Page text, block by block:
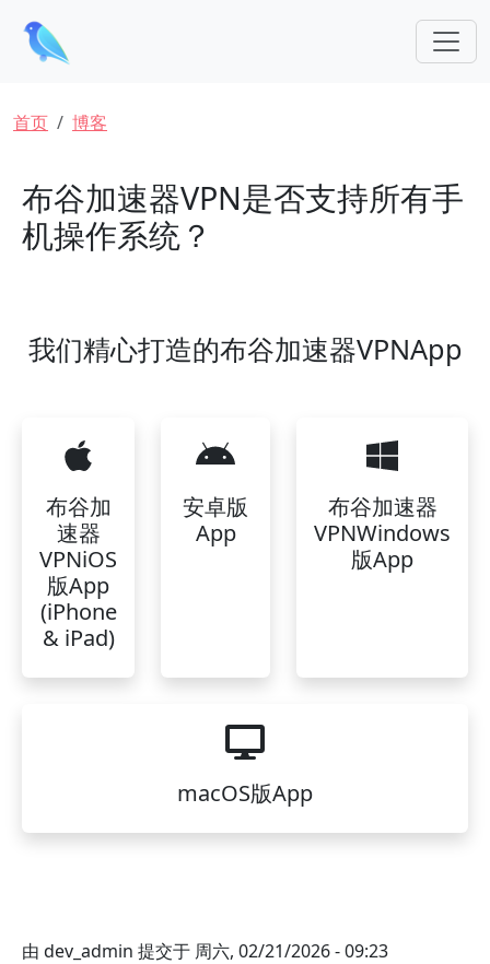
面包屑
首页 博客
布谷加速器VPN是否支持所有手
机操作系统？
我们精心打造的布谷加速器VPNApp
布谷加
速器
VPNiOS
版App
(iPhone
& iPad)
安卓版
App
布谷加速器
VPNWindows
版App
macOS版App
由 dev_admin 提交于 周六, 02/21/2026 - 09:23